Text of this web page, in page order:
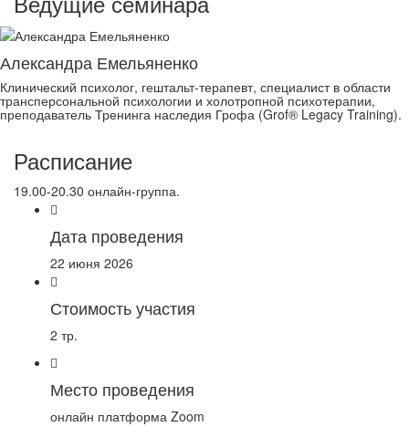
Александра Емельяненко
Клинический психолог, гештальт-терапевт, специалист в области
трансперсональной психологии и холотропной психотерапии,
преподаватель Тренинга наследия Грофа (Grof® Legacy Training).
Расписание
19.00-20.30 онлайн-группа.
Дата проведения
22 июня 2026
Стоимость участия
2 тр.
Место проведения
онлайн платформа Zoom